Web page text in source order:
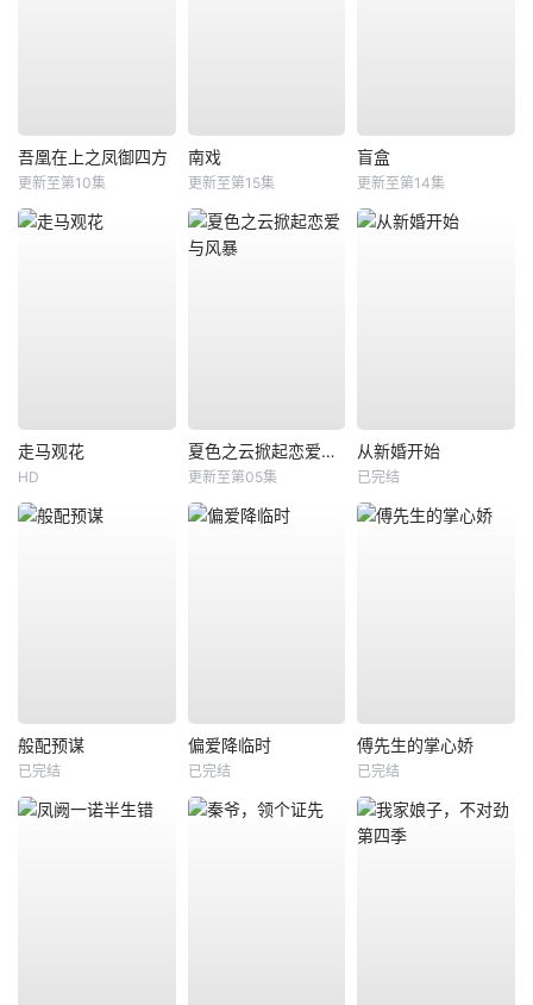
吾凰在上之凤御四方
更新至第10集
南戏
更新至第15集
盲盒
更新至第14集
走马观花
HD
夏色之云掀起恋爱与风暴
更新至第05集
从新婚开始
已完结
般配预谋
已完结
偏爱降临时
已完结
傅先生的掌心娇
已完结